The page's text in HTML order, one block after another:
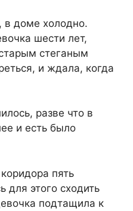
в доме холодно.
шести лет,
стеганым
и ждала, когда
разве что в
и есть было
пять
для этого сходить
подтащила к